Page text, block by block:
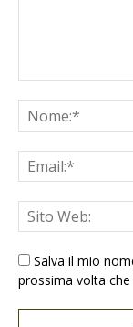
Salva il mio
prossima volta